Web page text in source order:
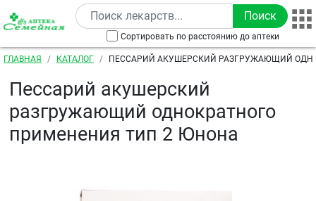
Перейти к основному содержанию
Сортировать по расстоянию до аптеки
Строка навигации
ГЛАВНАЯ КАТАЛОГ
ПЕССАРИЙ АКУШЕРСКИЙ РАЗГРУЖАЮЩИЙ
Пессарий акушерский
разгружающий однократного
применения тип 2 Юнона